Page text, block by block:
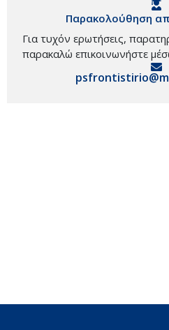
Παρακολούθηση
Για τυχόν ερωτήσεις,
παρακαλώ επικοινωνήστε